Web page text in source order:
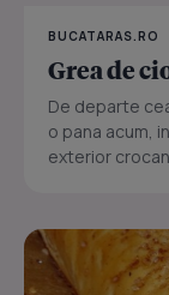
BUCATARAS.RO
Grea de
De departe
o pana acum,
exterior